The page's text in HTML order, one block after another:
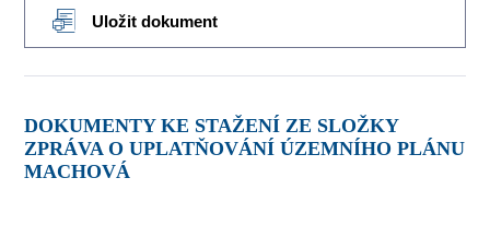
Uložit dokument
DOKUMENTY KE STAŽENÍ ZE SLOŽKY
ZPRÁVA O UPLATŇOVÁNÍ ÚZEMNÍHO PLÁNU
MACHOVÁ